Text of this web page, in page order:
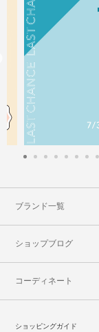
ブランド一覧
ショップブログ
コーディネート
ショッピングガイド